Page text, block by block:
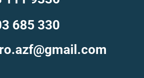
685 330